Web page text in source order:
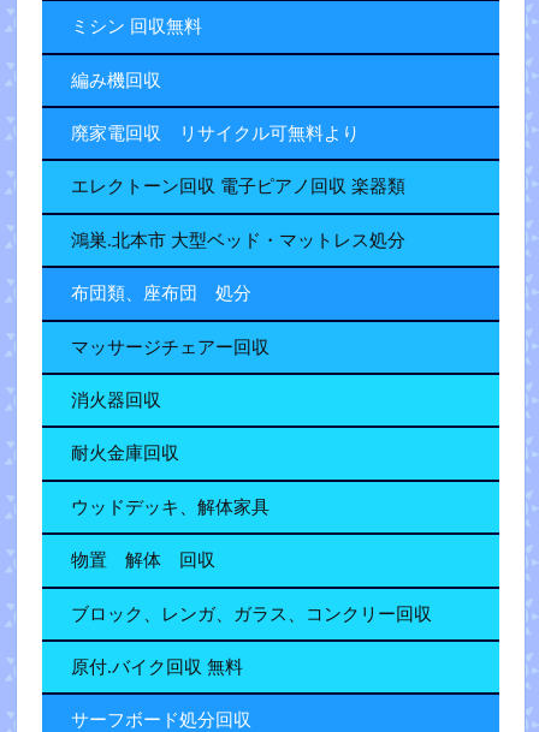
ミシン 回収無料
編み機回収
廃家電回収 リサイクル可無料より
エレクトーン回収 電子ピアノ回収 楽器類
鴻巣.北本市 大型ベッド・マットレス処分
布団類、座布団 処分
マッサージチェアー回収
消火器回収
耐火金庫回収
ウッドデッキ、解体家具
物置 解体 回収
ブロック、レンガ、ガラス、コンクリー回収
原付.バイク回収 無料
サーフボード処分回収